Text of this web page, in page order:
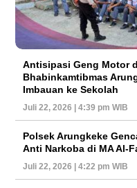
Antisipasi Geng Motor
Bhabinkamtibmas
Imbauan ke Sekolah
Juli 22, 2026 | 4:39 pm WIB
Polsek Arungkeke
Anti Narkoba di MA Al-
Juli 22, 2026 | 4:22 pm WIB